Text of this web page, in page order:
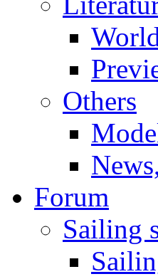
Others
Forum
Sailing